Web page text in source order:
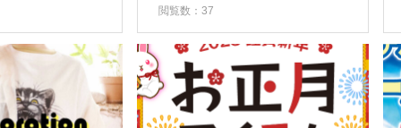
ンキング
閲覧数：37